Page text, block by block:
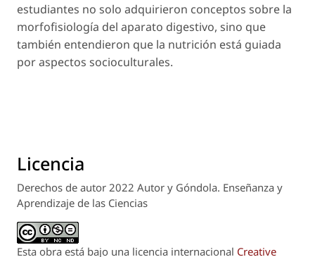
estudiantes no solo adquirieron conceptos sobre la
morfofisiología del aparato digestivo, sino que
también entendieron que la nutrición está guiada
por aspectos socioculturales.
Licencia
Derechos de autor 2022 Autor y Góndola. Enseñanza y
Aprendizaje de las Ciencias
Esta obra está bajo una licencia internacional Creative